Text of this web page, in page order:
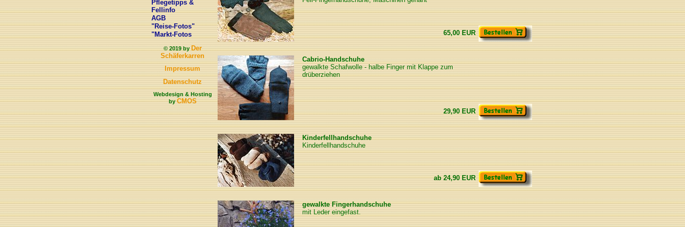
Pflegetipps &
Fellinfo
AGB
"Reise-Fotos"
"Markt-Fotos
© 2019 byDer
Schäferkarren
Impressum
Datenschutz
Webdesign & Hosting
byCMOS
65,00 EUR
Cabrio-Handschuhe
gewalkte Schafwolle - halbe Finger mit Klappe zum
drüberziehen
29,90 EUR
Kinderfellhandschuhe
Kinderfellhandschuhe
ab24,90 EUR
gewalkte Fingerhandschuhe
mit Leder eingefast.